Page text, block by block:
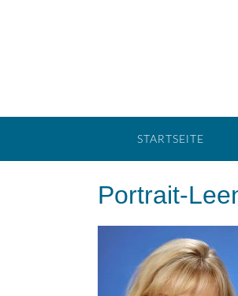
STARTSEITE
Portrait-